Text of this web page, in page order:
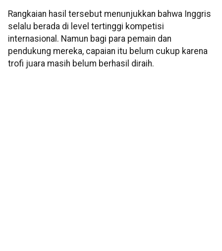
Rangkaian hasil tersebut menunjukkan bahwa Inggris
selalu berada di level tertinggi kompetisi
internasional. Namun bagi para pemain dan
pendukung mereka, capaian itu belum cukup karena
trofi juara masih belum berhasil diraih.